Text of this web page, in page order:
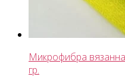
Микрофибра
гр.